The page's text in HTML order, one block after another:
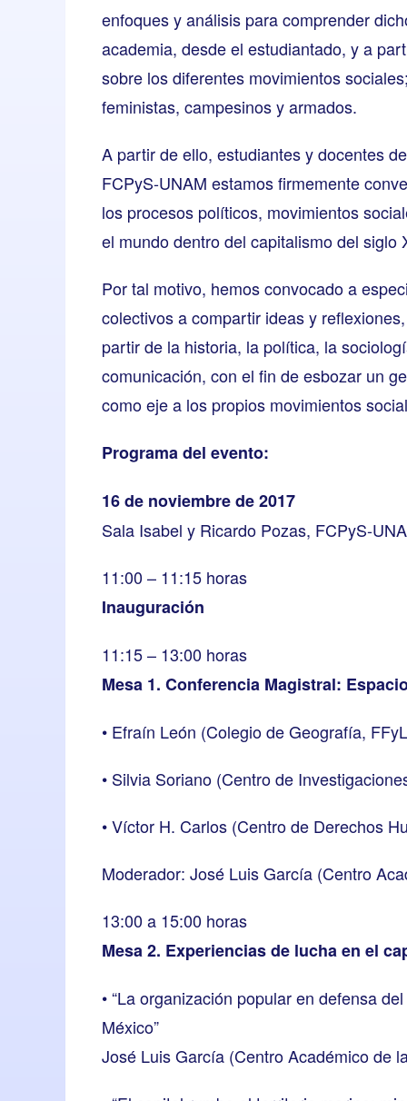
enfoques y análisis para comprender
academia, desde el estudiantado, y a
sobre los diferentes movimientos
feministas, campesinos y armados.
A partir de ello, estudiantes y docentes
FCPyS-UNAM estamos firmemente
los procesos políticos, movimientos
el mundo dentro del capitalismo del siglo
Por tal motivo, hemos convocado a
colectivos a compartir ideas y
partir de la historia, la política, la
comunicación, con el fin de esbozar un
como eje a los propios movimientos
Programa del evento:
16 de noviembre de 2017
Sala Isabel y Ricardo Pozas, FCPyS-
11:00 – 11:15 horas
Inauguración
11:15 – 13:00 horas
Mesa 1. Conferencia Magistral:
• Efraín León (Colegio de Geografía,
• Silvia Soriano (Centro de
• Víctor H. Carlos (Centro de Derechos
Moderador: José Luis García (Centro
13:00 a 15:00 horas
Mesa 2. Experiencias de lucha en el
• “La organización popular en defensa
México”
José Luis García (Centro Académico de